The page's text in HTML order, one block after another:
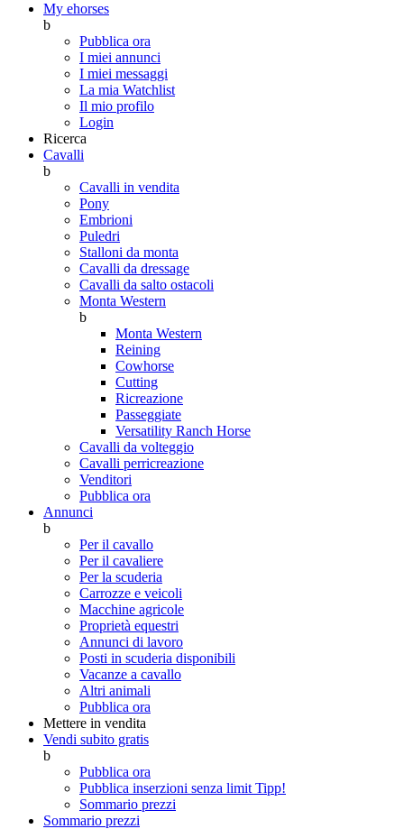
My ehorses
b
Pubblica ora
I miei annunci
I miei messaggi
La mia Watchlist
Il mio profilo
Login
Ricerca
Cavalli
b
Cavalli in vendita
Pony
Embrioni
Puledri
Stalloni da monta
Cavalli da dressage
Cavalli da salto ostacoli
Monta Western
b
Monta Western
Reining
Cowhorse
Cutting
Ricreazione
Passeggiate
Versatility Ranch Horse
Cavalli da volteggio
Cavalli perricreazione
Venditori
Pubblica ora
Annunci
b
Per il cavallo
Per il cavaliere
Per la scuderia
Carrozze e veicoli
Macchine agricole
Proprietà equestri
Annunci di lavoro
Posti in scuderia disponibili
Vacanze a cavallo
Altri animali
Pubblica ora
Mettere in vendita
Vendi subito gratis
b
Pubblica ora
Pubblica inserzioni senza limit Tipp!
Sommario prezzi
Sommario prezzi